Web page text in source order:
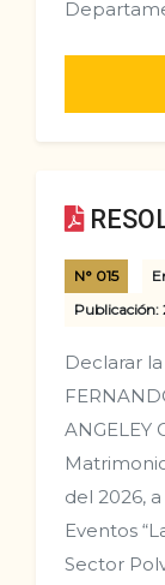
N° 015
Publicación:
Declarar
ANGELEY
del 2026,
Eventos
Sector